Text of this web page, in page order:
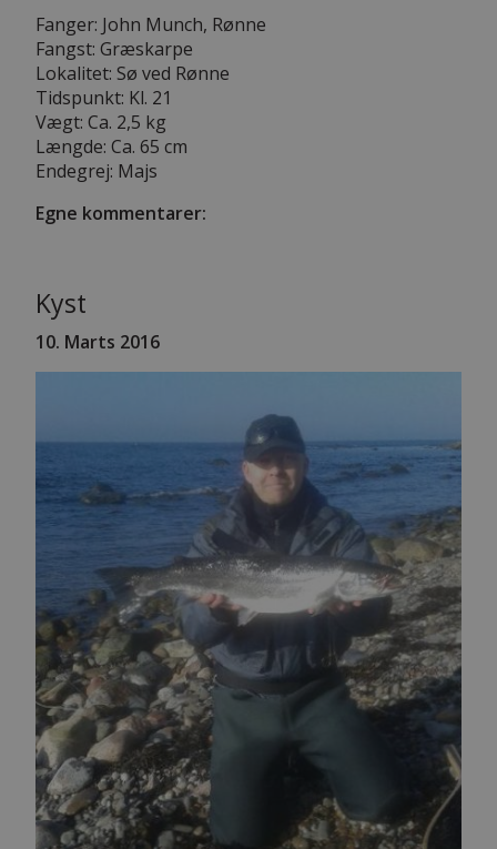
Fanger: John Munch, Rønne
Fangst: Græskarpe
Lokalitet: Sø ved Rønne
Tidspunkt: Kl. 21
Vægt: Ca. 2,5 kg
Længde: Ca. 65 cm
Endegrej: Majs
Egne kommentarer:
Kyst
10. Marts 2016